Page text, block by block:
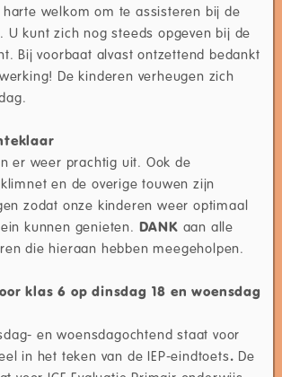
welkom om te assisteren bij de
U kunt zich nog steeds opgeven bij de
Bij voorbaat alvast ontzettend bedankt
De kinderen verheugen zich
er weer prachtig uit. Ook de
en de overige touwen zijn
zodat onze kinderen weer optimaal
kunnen genieten. DANK aan alle
die hieraan hebben meegeholpen.
klas 6 op dinsdag 18 en woensdag
en woensdagochtend staat voor
in het teken van de IEP-eindtoets. De